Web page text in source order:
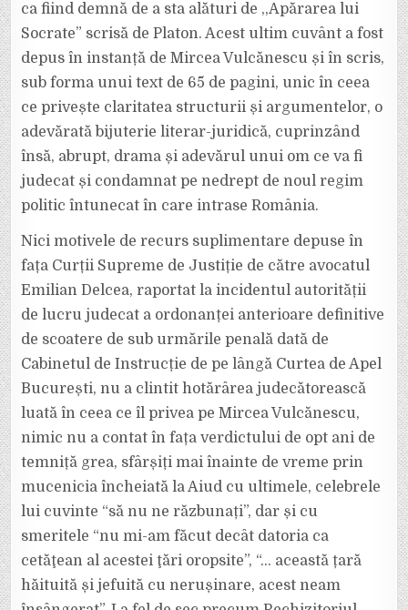
ca fiind demnă de a sta alături de ,,Apărarea lui
Socrate” scrisă de Platon. Acest ultim cuvânt a fost
depus în instanță de Mircea Vulcănescu și în scris,
sub forma unui text de 65 de pagini, unic în ceea
ce privește claritatea structurii și argumentelor, o
adevărată bijuterie literar-juridică, cuprinzând
însă, abrupt, drama și adevărul unui om ce va fi
judecat și condamnat pe nedrept de noul regim
politic întunecat în care intrase România.
Nici motivele de recurs suplimentare depuse în
fața Curții Supreme de Justiție de către avocatul
Emilian Delcea, raportat la incidentul autorității
de lucru judecat a ordonanței anterioare definitive
de scoatere de sub urmările penală dată de
Cabinetul de Instrucție de pe lângă Curtea de Apel
București, nu a clintit hotărârea judecătorească
luată în ceea ce îl privea pe Mircea Vulcănescu,
nimic nu a contat în fața verdictului de opt ani de
temniță grea, sfârșiți mai înainte de vreme prin
mucenicia încheiată la Aiud cu ultimele, celebrele
lui cuvinte “să nu ne răzbunați”, dar și cu
smeritele “nu mi-am făcut decât datoria ca
cetăţean al acestei ţări oropsite”, “… această țară
hăituită și jefuită cu nerușinare, acest neam